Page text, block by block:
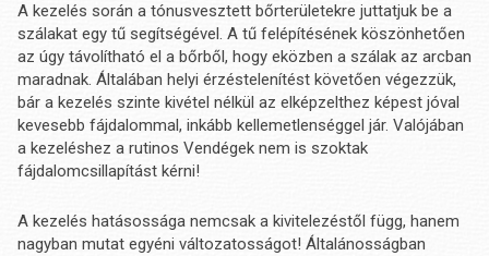
A kezelés során a tónusvesztett bőrterületekre juttatjuk be a
szálakat egy tű segítségével. A tű felépítésének köszönhetően
az úgy távolítható el a bőrből, hogy eközben a szálak az arcban
maradnak. Általában helyi érzéstelenítést követően végezzük,
bár a kezelés szinte kivétel nélkül az elképzelthez képest jóval
kevesebb fájdalommal, inkább kellemetlenséggel jár. Valójában
a kezeléshez a rutinos Vendégek nem is szoktak
fájdalomcsillapítást kérni!
A kezelés hatásossága nemcsak a kivitelezéstől függ, hanem
nagyban mutat egyéni változatosságot! Általánosságban